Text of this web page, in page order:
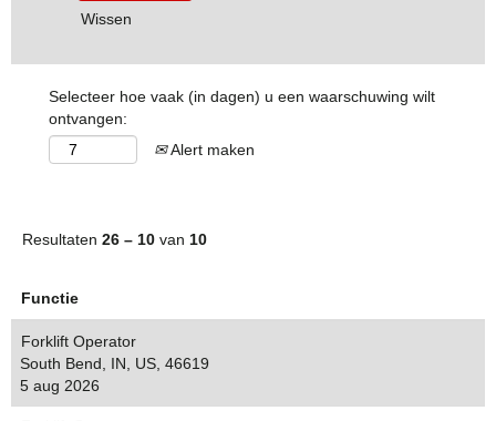
Wissen
Selecteer hoe vaak (in dagen) u een waarschuwing wilt
ontvangen:
Alert maken
Resultaten 26 – 10 van 10
Functie
Forklift Operator
South Bend, IN, US, 46619
5 aug 2026